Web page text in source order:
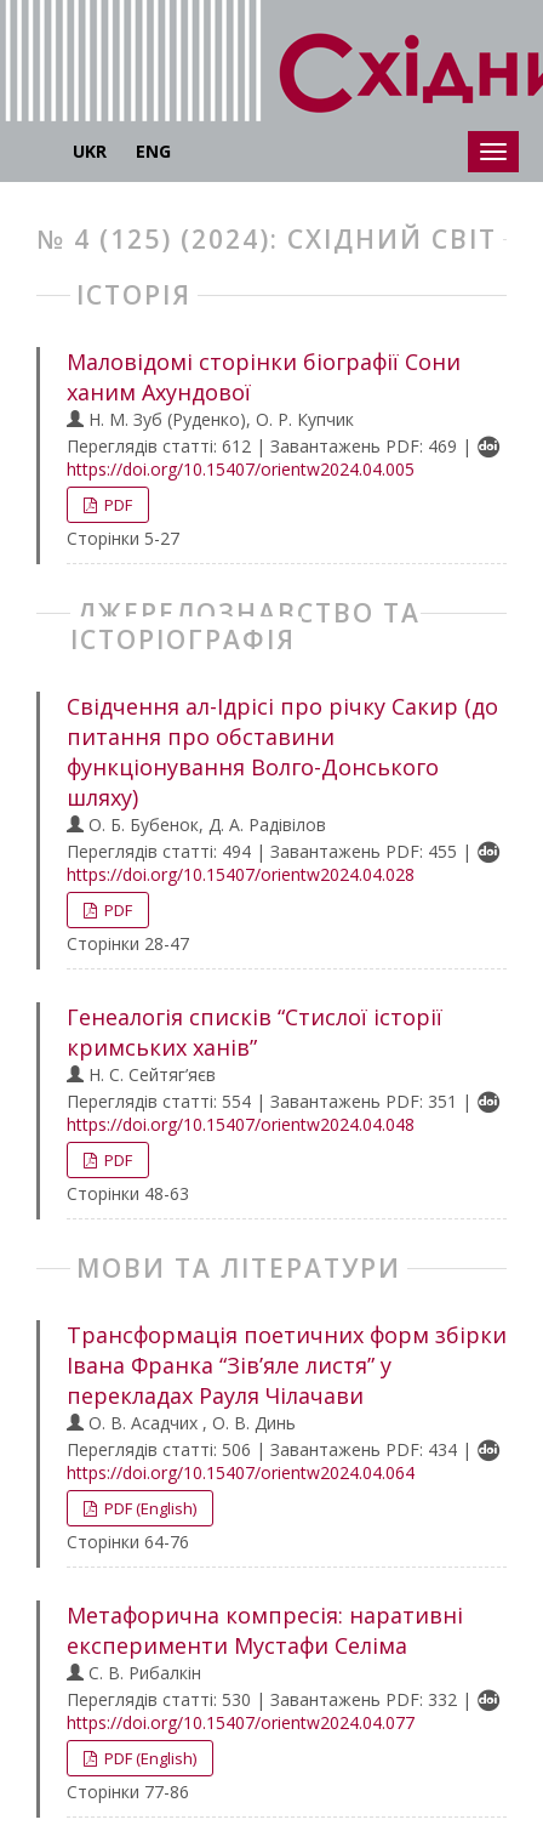
UKR ENG
№ 4 (125) (2024): СХІДНИЙ СВІТ
ІСТОРІЯ
Маловідомі сторінки біографії Сони
ханим Ахундової
Н. М. Зуб (Руденко), О. Р. Купчик
Переглядів статті: 612 | Завантажень PDF: 469 |
https://doi.org/10.15407/orientw2024.04.005
PDF
Сторінки 5-27
ДЖЕРЕЛОЗНАВСТВО ТА
ІСТОРІОГРАФІЯ
Свідчення ал-Ідрісі про річку Сакир (до
питання про обставини
функціонування Волго-Донського
шляху)
О. Б. Бубенок, Д. А. Радівілов
Переглядів статті: 494 | Завантажень PDF: 455 |
https://doi.org/10.15407/orientw2024.04.028
PDF
Сторінки 28-47
Генеалогія списків “Стислої історії
кримських ханів”
Н. С. Сейтяг’яєв
Переглядів статті: 554 | Завантажень PDF: 351 |
https://doi.org/10.15407/orientw2024.04.048
PDF
Сторінки 48-63
МОВИ ТА ЛІТЕРАТУРИ
Трансформація поетичних форм збірки
Івана Франка “Зів’яле листя” у
перекладах Рауля Чілачави
О. В. Асадчих , О. В. Динь
Переглядів статті: 506 | Завантажень PDF: 434 |
https://doi.org/10.15407/orientw2024.04.064
PDF (English)
Сторінки 64-76
Метафорична компресія: наративні
експерименти Мустафи Селіма
С. В. Рибалкін
Переглядів статті: 530 | Завантажень PDF: 332 |
https://doi.org/10.15407/orientw2024.04.077
PDF (English)
Сторінки 77-86